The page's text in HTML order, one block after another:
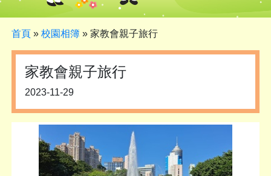
首頁 » 校園相簿 » 家教會親子旅行
家教會親子旅行
2023-11-29